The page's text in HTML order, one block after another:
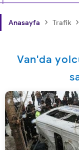
Anasayfa › Trafik ›
Van'da